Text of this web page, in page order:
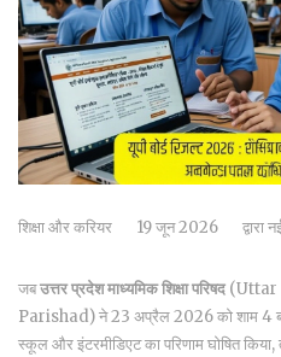
शिक्षा और करियर 19 जून 2026 द्वारा
जबउत्तर प्रदेश माध्यमिक शिक्षा परिषद (Uttar
Parishad)ने 23 अप्रैल 2026 को शाम 4
स्कूल और इंटरमीडिएट का परिणाम घोषित